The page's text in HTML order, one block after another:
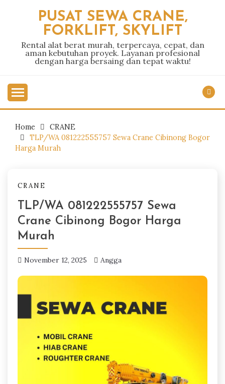
PUSAT SEWA CRANE,
FORKLIFT, SKYLIFT
Rental alat berat murah, terpercaya, cepat, dan
aman kebutuhan proyek. Layanan profesional
dengan harga bersaing dan tepat waktu!
Home
CRANE
TLP/WA 081222555757 Sewa Crane Cibinong Bogor
Harga Murah
CRANE
TLP/WA 081222555757 Sewa
Crane Cibinong Bogor Harga
Murah
November 12, 2025 Angga